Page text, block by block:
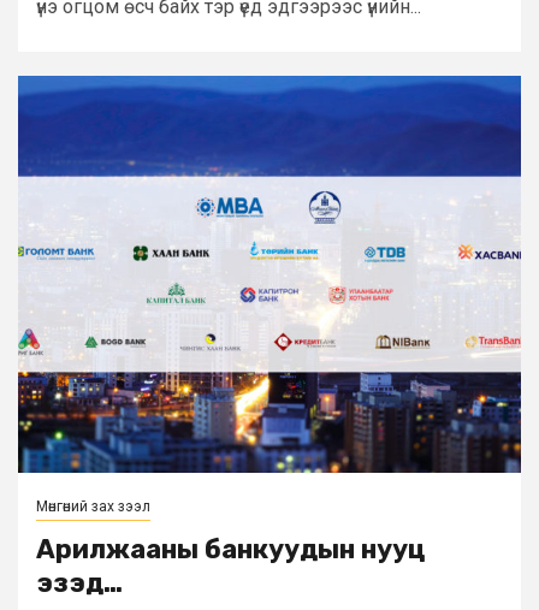
үнэ огцом өсч байх тэр үед эдгээрээс үнийн...
Мөнгөний зах зээл
Арилжааны банкуудын нууц
эзэд…